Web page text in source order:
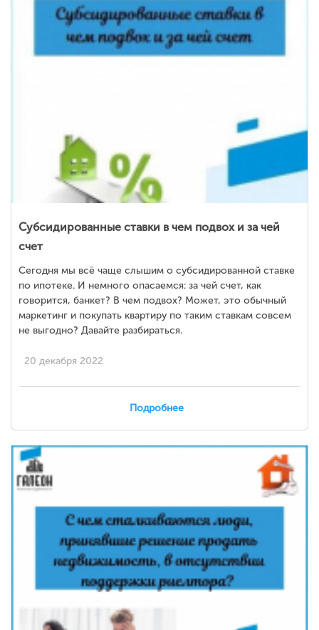
Субсидированные ставки в чем подвох и за чей
счет
Сегодня мы всё чаще слышим о субсидированной ставке
по ипотеке. И немного опасаемся: за чей счет, как
говорится, банкет? В чем подвох? Может, это обычный
маркетинг и покупать квартиру по таким ставкам совсем
не выгодно? Давайте разбираться.
20 декабря 2022
Подробнее